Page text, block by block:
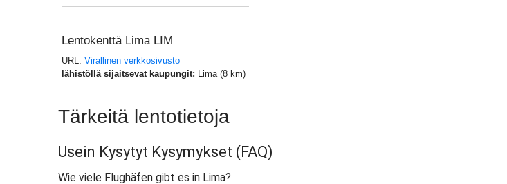
Lentokenttä Lima LIM
URL: Virallinen verkkosivusto
lähistöllä sijaitsevat kaupungit: Lima (8 km)
Tärkeitä lentotietoja
Usein Kysytyt Kysymykset (FAQ)
Wie viele Flughäfen gibt es in Lima?